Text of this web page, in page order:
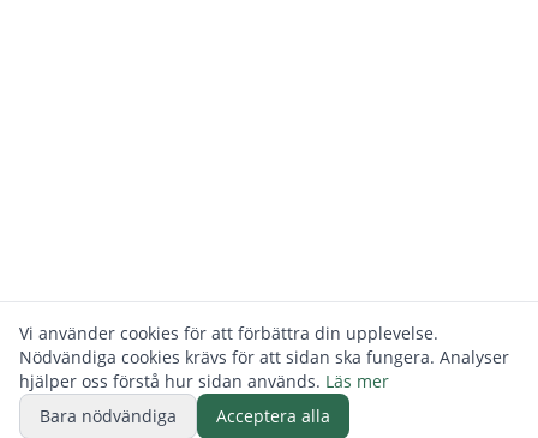
Vi använder cookies för att förbättra din upplevelse.
Nödvändiga cookies krävs för att sidan ska fungera. Analyser
hjälper oss förstå hur sidan används. Läs mer
Bara nödvändiga
Acceptera alla